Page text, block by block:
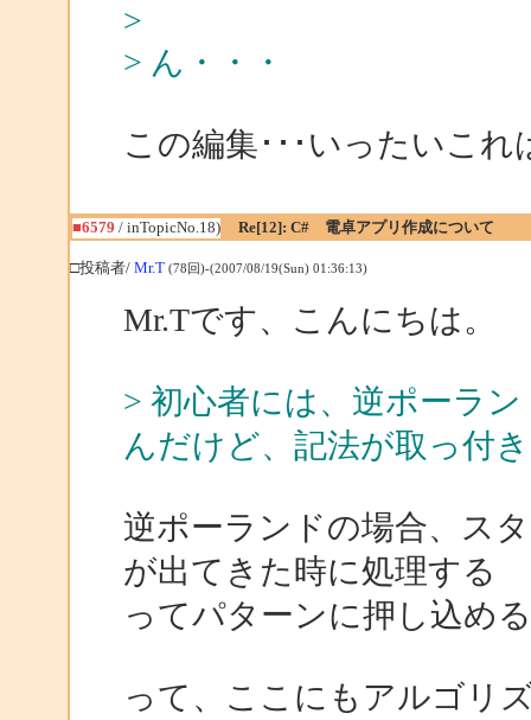
>
> ん・・・
この編集･･･いったいこ
■6579 / inTopicNo.18) Re[12]: C# 電卓アプリ作成について
□投稿者/ Mr.T (78回)-(2007/08/19(Sun) 01:36:13)
Mr.Tです、こんにちは。
> 初心者には、逆ポーラ
んだけど、記法が取っ付
逆ポーランドの場合、ス
が出てきた時に処理する
ってパターンに押し込め
って、ここにもアルゴリ